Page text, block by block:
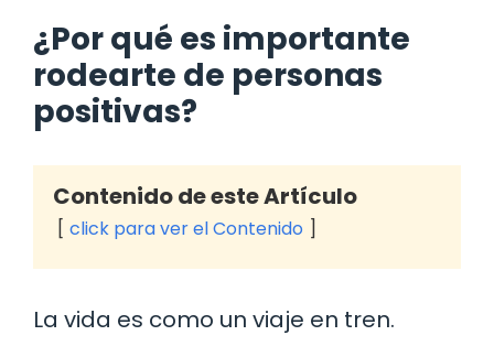
¿Por qué es importante
rodearte de personas
positivas?
Contenido de este Artículo
click para ver el Contenido
La vida es como un viaje en tren.